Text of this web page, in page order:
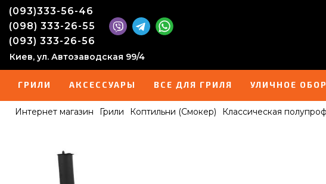
(093)333-56-46
(098) 333-26-55
(093) 333-26-56
Киев, ул. Автозаводская 99/4
ГРИЛИ АКСЕССУАРЫ ВСЕ ДЛЯ ГРИЛЯ УЛИЧНОЕ
Интернет магазин Грили Коптильни (Смокер) Классическая